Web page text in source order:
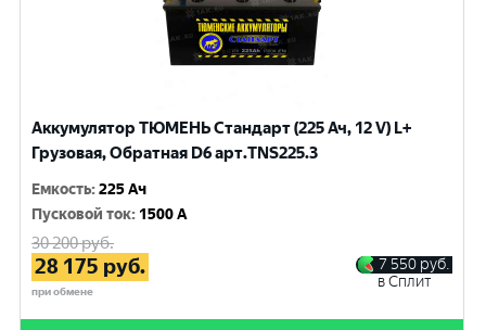
Аккумулятор ТЮМЕНЬ Стандарт (225 Ач, 12 V) L+
Грузовая, Обратная D6 арт.TNS225.3
Емкость:225 Ач
Пусковой ток: 1500 A
30 200руб.
28 175 руб.
при обмене
7 550 руб.
в Сплит